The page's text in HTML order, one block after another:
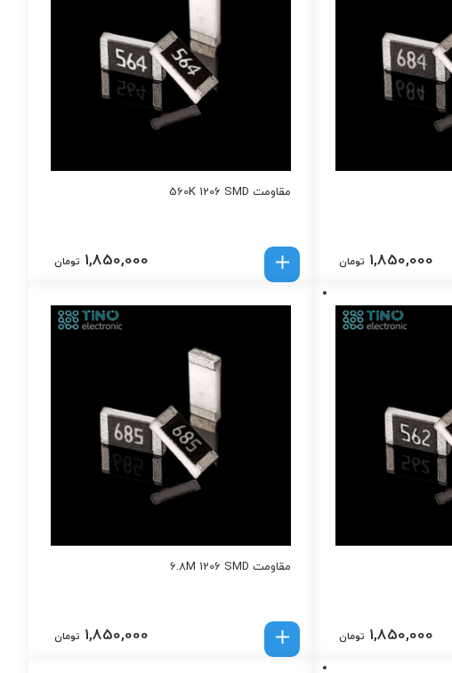
1,850,000 تومان
مقاومت 560K 1206 SMD
1,850,000 تومان
1,850,000 تومان
مقاومت 6.8M 1206 SMD
1,850,000 تومان